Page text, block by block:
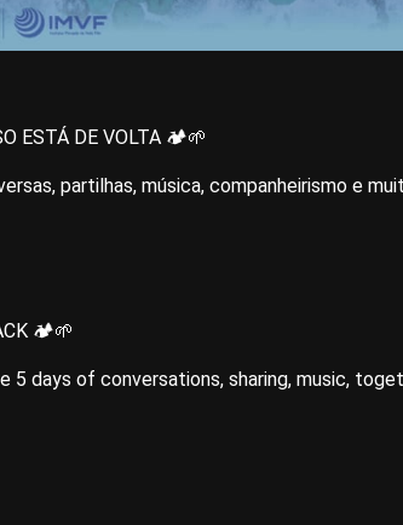
ESTÁ DE VOLTA 🏕️🌱
partilhas, música, companheirismo e
🏕️🌱
days of conversations, sharing, music,